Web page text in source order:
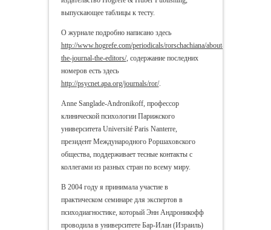
выпускающее таблицы к тесту.
О журнале подробно написано здесь
http://www.hogrefe.com/periodicals/rorschachiana/about-
the-journal-the-editors/, содержание последних
номеров есть здесь
http://psycnet.apa.org/journals/ror/.
Anne Sanglade-Andronikoff, профессор
клинической психологии Парижского
университета Université Paris Nanterre,
президент Международного Роршаховского
общества, поддерживает тесные контакты с
коллегами из разных стран по всему миру.
В 2004 году я принимала участие в
практическом семинаре для экспертов в
психодиагностике, который Энн Андроникофф
проводила в университете Бар-Илан (Израиль)